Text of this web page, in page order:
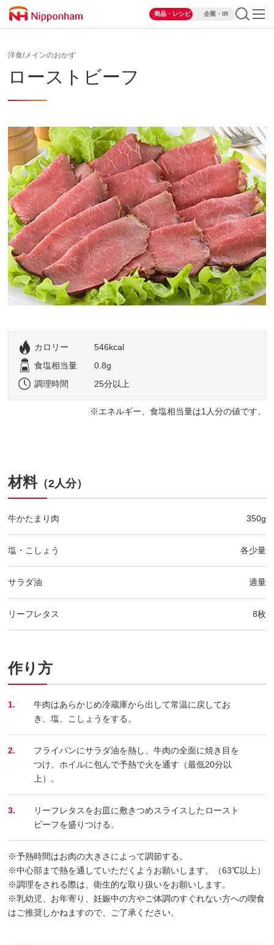
商品・レシピ 企業・IR
洋食/メインのおかず
ローストビーフ
カロリー
546kcal
食塩相当量
0.8g
調理時間
25分以上
エネルギー、食塩相当量は1人分の値です。
材料（2人分）
牛かたまり肉 350g
塩・こしょう 各少量
サラダ油 適量
リーフレタス 8枚
作り方
1.
牛肉はあらかじめ冷蔵庫から出して常温に戻してお
き、塩、こしょうをする。
2.
フライパンにサラダ油を熱し、牛肉の全面に焼き目を
つけ、ホイルに包んで予熱で火を通す（最低20分以
上）。
3.
リーフレタスをお皿に敷きつめスライスしたロースト
ビーフを盛りつける。
※予熱時間はお肉の大きさによって調節する。
※中心部まで熱を通していただくようお願いします。（63℃以上）
※調理をされる際は、衛生的な取り扱いをお願いします。
※乳幼児、お年寄り、妊娠中の方やご体調のすぐれない方への喫食
はご推奨しかねますので、ご了承ください。